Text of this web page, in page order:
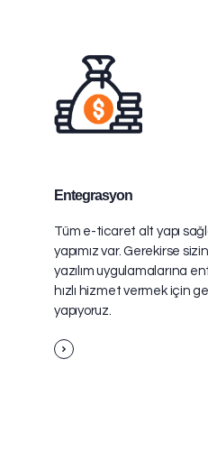
Entegrasyon
Tüm e-ticaret alt yapı
yapımız var. Gerekirse
yazılım uygulamalarına
hızlı hizmet vermek için
yapıyoruz.